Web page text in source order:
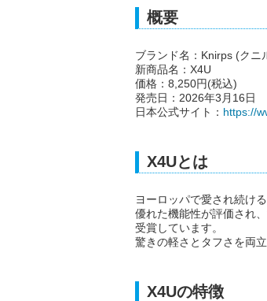
概要
ブランド名：Knirps (クニ
新商品名：X4U
価格：8,250円(税込)
発売日：2026年3月16日
日本公式サイト： https://
X4Uとは
ヨーロッパで愛され続け
優れた機能性が評価され
受賞しています。
驚きの軽さとタフさを両
X4Uの特徴